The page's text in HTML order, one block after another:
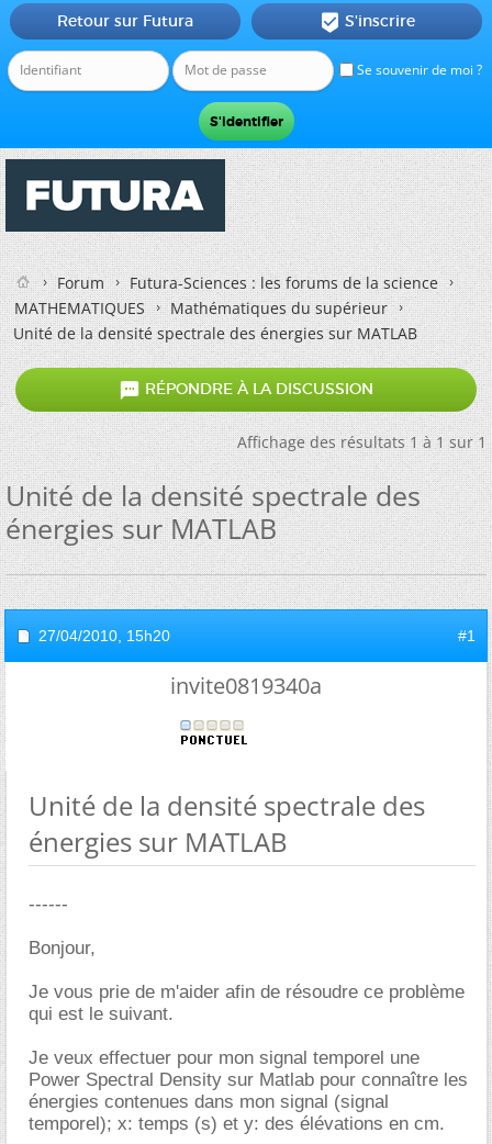
Se souvenir de moi ?
Retour sur Futura  S'inscrire
Forum
Futura-Sciences : les forums de la science
MATHEMATIQUES
Mathématiques du supérieur
Unité de la densité spectrale des énergies sur MATLAB
 RÉPONDRE À LA DISCUSSION
Affichage des résultats 1 à 1 sur 1
Unité de la densité spectrale des
énergies sur MATLAB
27/04/2010, 15h20 #1
invite0819340a
Unité de la densité spectrale des
énergies sur MATLAB
------
Bonjour,
Je vous prie de m'aider afin de résoudre ce problème
qui est le suivant.
Je veux effectuer pour mon signal temporel une
Power Spectral Density sur Matlab pour connaître les
énergies contenues dans mon signal (signal
temporel); x: temps (s) et y: des élévations en cm.